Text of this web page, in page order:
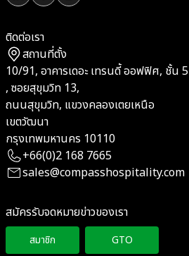
ติดต่อเรา
สถานที่ตั้ง
10/91, อาคารเดอะ เทรนดี้ ออฟฟิศ, ชั้น 5
, ซอยสุขุมวิท 13,
ถนนสุขุมวิท, แขวงคลองเตยเหนือ
เขตวัฒนา
กรุงเทพมหานคร 10110
+66(0)2 168 7665
sales@compasshospitality.com
สมัครรับจดหมายข่าวของเรา
สมาชิก GTO